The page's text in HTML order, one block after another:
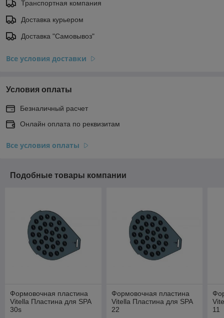
Транспортная компания
Доставка курьером
Доставка "Самовывоз"
Все условия доставки
Условия оплаты
Безналичный расчет
Онлайн оплата по реквизитам
Все условия оплаты
Подобные товары компании
Формовочная пластина
Vitella Пластина для SPA
30s
Формовочная пластина
Vitella Пластина для SPA
22
11